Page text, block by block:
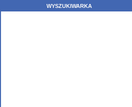
WYSZUKIWARKA